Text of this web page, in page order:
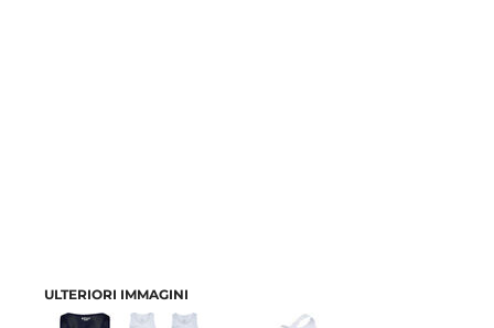
ULTERIORI IMMAGINI